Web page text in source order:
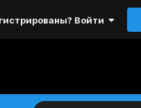
Войти